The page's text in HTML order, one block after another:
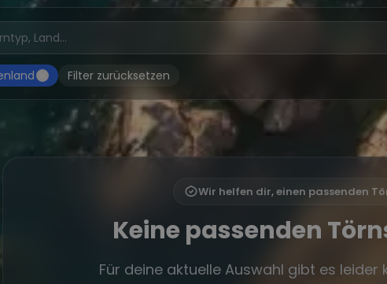
Filter zurücksetzen
Wir helfen dir, einen passenden
Keine passenden
Für deine aktuelle Auswahl gibt es leider